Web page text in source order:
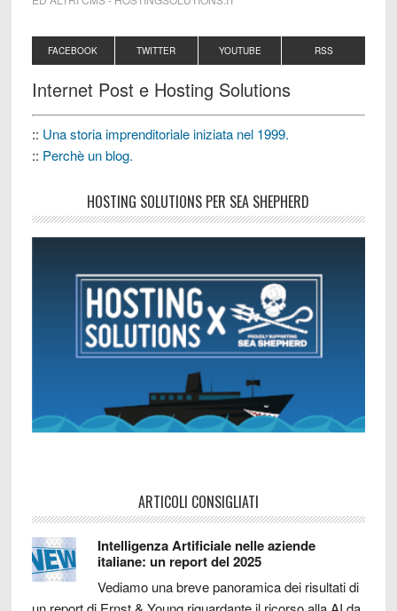
FACEBOOK TWITTER YOUTUBE RSS
Internet Post e Hosting Solutions
:: Una storia imprenditoriale iniziata nel 1999.
:: Perchè un blog.
HOSTING SOLUTIONS PER SEA SHEPHERD
ARTICOLI CONSIGLIATI
Intelligenza Artificiale nelle aziende
italiane: un report del 2025
Vediamo una breve panoramica dei risultati di